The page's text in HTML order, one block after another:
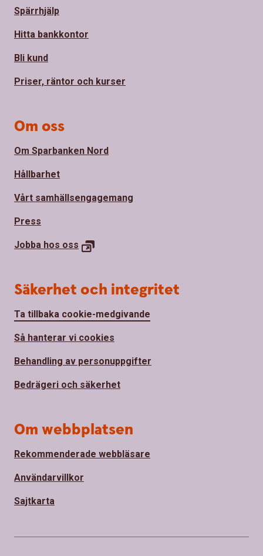
Spärrhjälp
Hitta bankkontor
Bli kund
Priser, räntor och kurser
Om oss
Om Sparbanken Nord
Hållbarhet
Vårt samhällsengagemang
Press
Jobba hos oss
Säkerhet och integritet
Ta tillbaka cookie-medgivande
Så hanterar vi cookies
Behandling av personuppgifter
Bedrägeri och säkerhet
Om webbplatsen
Rekommenderade webbläsare
Användarvillkor
Sajtkarta